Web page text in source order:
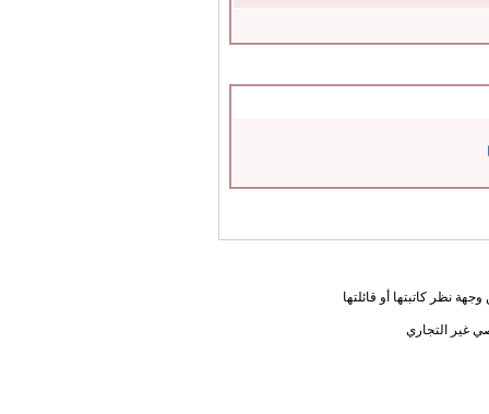
نظر كاتبتها أو قائلتها
غير التجاري